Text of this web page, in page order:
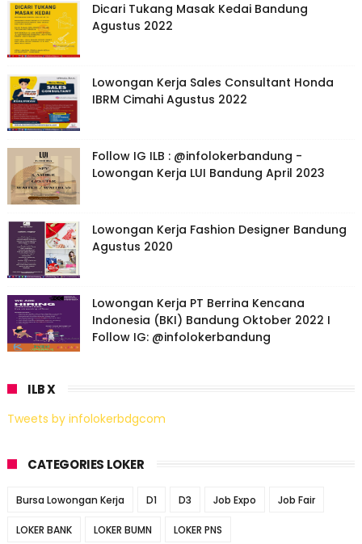
Dicari Tukang Masak Kedai Bandung
Agustus 2022
Lowongan Kerja Sales Consultant Honda
IBRM Cimahi Agustus 2022
Follow IG ILB : @infolokerbandung -
Lowongan Kerja LUI Bandung April 2023
Lowongan Kerja Fashion Designer Bandung
Agustus 2020
Lowongan Kerja PT Berrina Kencana
Indonesia (BKI) Bandung Oktober 2022 I
Follow IG: @infolokerbandung
ILB X
Tweets by infolokerbdgcom
CATEGORIES LOKER
Bursa Lowongan Kerja D1 D3 Job Expo Job Fair
LOKER BANK LOKER BUMN LOKER PNS